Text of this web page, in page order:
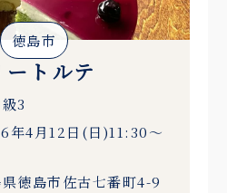
徳島市
トルテ
3
年4月12日(日)11:30〜
徳島市佐古七番町4-9